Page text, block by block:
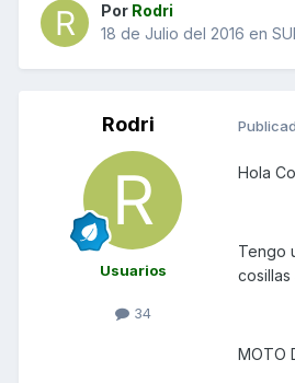
Por Rodri
18 de Julio del 2016 en
Rodri
Usuarios
34
Hola
Tengo
cosillas
MOTO